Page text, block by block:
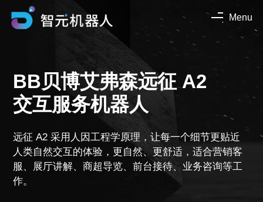
Menu
BB贝博艾弗森远征 A2
交互服务机器人
远征 A2 采用人因工程学原理，让每一个细节更贴近
人类自然交互的体验，更自然、更舒适，适合营销客
服、展厅讲解、商超导览、前台接待、业务咨询等工
作。